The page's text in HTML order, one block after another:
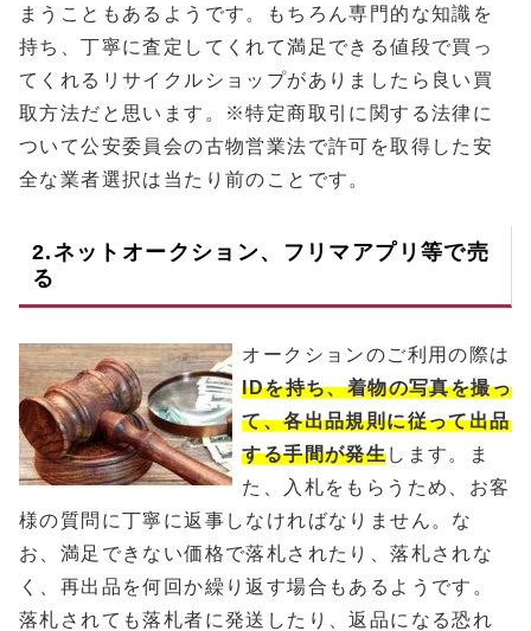
まうこともあるようです。もちろん専門的な知識を
持ち、丁寧に査定してくれて満足できる値段で買っ
てくれるリサイクルショップがありましたら良い買
取方法だと思います。※特定商取引に関する法律に
ついて公安委員会の古物営業法で許可を取得した安
全な業者選択は当たり前のことです。
2.ネットオークション、フリマアプリ等で売
る
オークションのご利用の際は
IDを持ち、着物の写真を撮っ
て、各出品規則に従って出品
する手間が発生します。ま
た、入札をもらうため、お客
様の質問に丁寧に返事しなければなりません。な
お、満足できない価格で落札されたり、落札されな
く、再出品を何回か繰り返す場合もあるようです。
落札されても落札者に発送したり、返品になる恐れ